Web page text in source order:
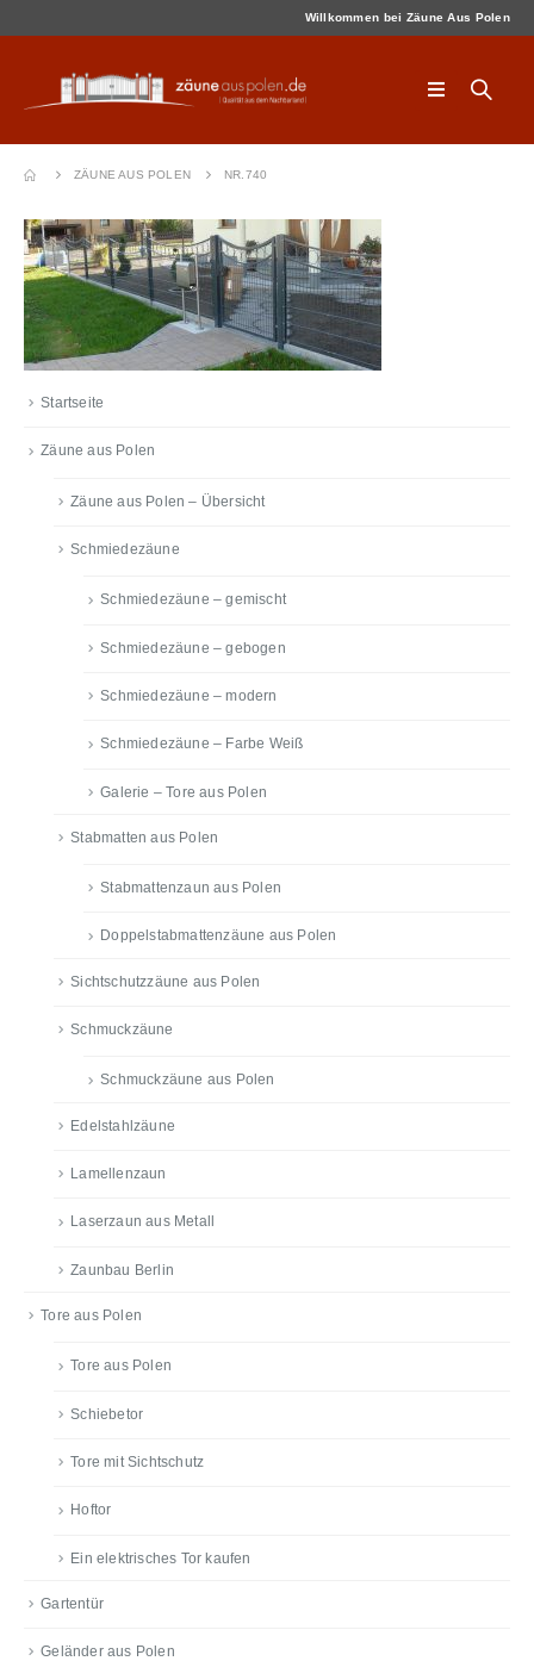
Willkommen bei Zäune Aus Polen
ZÄUNE AUS POLEN NR.740
Startseite
Zäune aus Polen
Zäune aus Polen – Übersicht
Schmiedezäune
Schmiedezäune – gemischt
Schmiedezäune – gebogen
Schmiedezäune – modern
Schmiedezäune – Farbe Weiß
Galerie – Tore aus Polen
Stabmatten aus Polen
Stabmattenzaun aus Polen
Doppelstabmattenzäune aus Polen
Sichtschutzzäune aus Polen
Schmuckzäune
Schmuckzäune aus Polen
Edelstahlzäune
Lamellenzaun
Laserzaun aus Metall
Zaunbau Berlin
Tore aus Polen
Tore aus Polen
Schiebetor
Tore mit Sichtschutz
Hoftor
Ein elektrisches Tor kaufen
Gartentür
Geländer aus Polen